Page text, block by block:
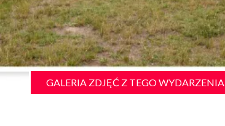
GALERIA ZDJĘĆ Z TEGO WYDARZENIA